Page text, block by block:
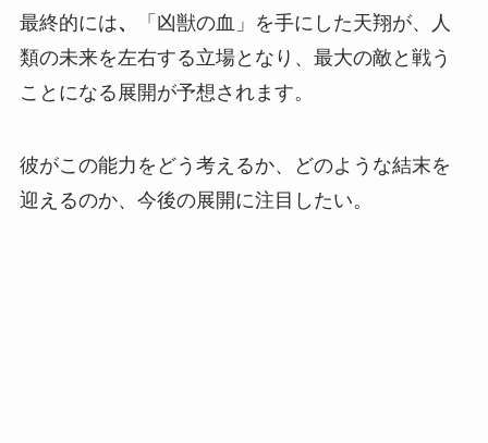
最終的には、
「凶獣の血」を手にした天翔が、人
類の未来を左右する立場となり、最大の敵と戦う
ことになる展開が予想されます。
彼がこの能力をどう考えるか、どのような結末を
迎えるのか、今後の展開に注目したい。